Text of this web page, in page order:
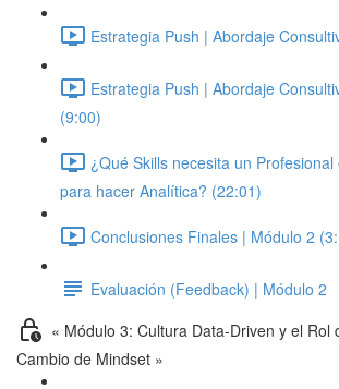
Estrategia Push | Abordaje
Estrategia Push | Abordaje
(9:00)
¿Qué Skills necesita un
para hacer Analítica? (22:01)
Conclusiones Finales | Módulo 2
Evaluación (Feedback) | Módulo 2
« Módulo 3: Cultura Data-Driven y el Rol
Cambio de Mindset »